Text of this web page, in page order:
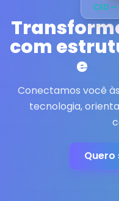
com
e
CEO
Conectamos você
tecnologia,